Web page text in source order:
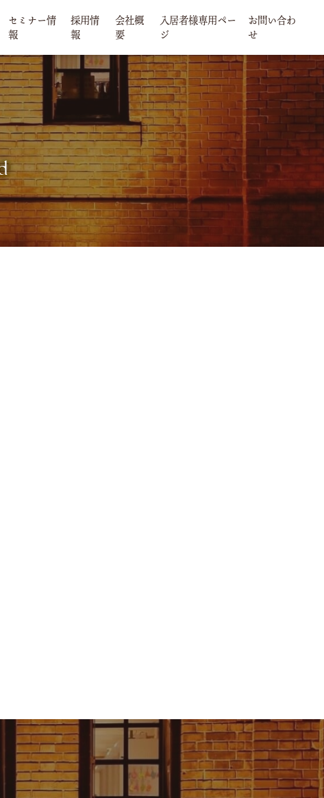
セミナー情
報
採用情
報
会社概
要
入居者様専用ペー
ジ
お問い合わ
せ